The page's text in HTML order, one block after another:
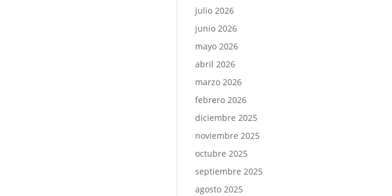
julio 2026
junio 2026
mayo 2026
abril 2026
marzo 2026
febrero 2026
diciembre 2025
noviembre 2025
octubre 2025
septiembre 2025
agosto 2025